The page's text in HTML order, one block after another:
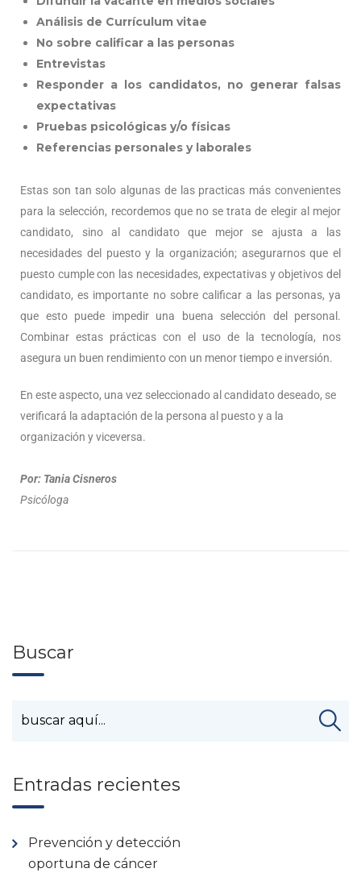
Análisis de Currículum vitae
No sobre calificar a las personas
Entrevistas
Responder a los candidatos, no generar falsas
expectativas
Pruebas psicológicas y/o físicas
Referencias personales y laborales
Estas son tan solo algunas de las practicas más convenientes
para la selección, recordemos que no se trata de elegir al mejor
candidato, sino al candidato que mejor se ajusta a las
necesidades del puesto y la organización; asegurarnos que el
puesto cumple con las necesidades, expectativas y objetivos del
candidato, es importante no sobre calificar a las personas, ya
que esto puede impedir una buena selección del personal.
Combinar estas prácticas con el uso de la tecnología, nos
asegura un buen rendimiento con un menor tiempo e inversión.
En este aspecto, una vez seleccionado al candidato deseado, se
verificará la adaptación de la persona al puesto y a la
organización y viceversa.
Por: Tania Cisneros
Psicóloga
Buscar
Entradas recientes
Prevención y detección
oportuna de cáncer